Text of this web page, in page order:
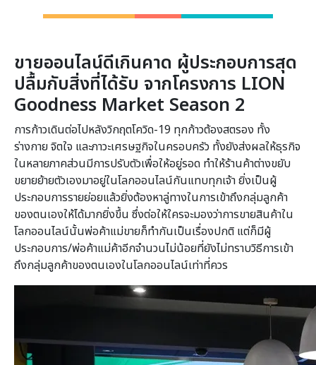
ขายออนไลน์ดีเกินคาด ผู้ประกอบการสุด
ปลื้มกับสิ่งที่ได้รับ จากโครงการ LION
Goodness Market Season 2
การก้าวเดินต่อไปหลังวิกฤตโควิด-19 ทุกก้าวต้องสตรอง ทั้ง
ร่างกาย จิตใจ และภาวะเศรษฐกิจในครอบครัว ทั้งยังส่งผลให้ธุรกิจ
ในหลายภาคส่วนมีการปรับตัวเพื่อให้อยู่รอด ทำให้ร้านค้าต่างขยับ
ขยายย้ายตัวเองมาอยู่ในโลกออนไลน์กันแทบทุกเจ้า ยิ่งเป็นผู้
ประกอบการรายย่อยแล้วยิ่งต้องหาลู่ทางในการเข้าถึงกลุ่มลูกค้า
ของตนเองให้ได้มากยิ่งขึ้น ซึ่งต่อให้ใครจะมองว่าการขายสินค้าใน
โลกออนไลน์นั้นพ่อค้าแม่ขายก็ทำกันเป็นเรื่องปกติ แต่ก็มีผู้
ประกอบการ/พ่อค้าแม่ค้าอีกจำนวนไม่น้อยที่ยังไม่ทราบวิธีการเข้า
ถึงกลุ่มลูกค้าของตนเองในโลกออนไลน์เท่าที่ควร